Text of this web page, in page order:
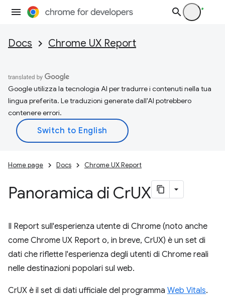
Docs Chrome UX Report
Google utilizza la tecnologia AI per tradurre i contenuti nella tua
lingua preferita. Le traduzioni generate dall'AI potrebbero
contenere errori.
Home page Docs Chrome UX Report
Panoramica di CrUX
Il Report sull'esperienza utente di Chrome (noto anche
come Chrome UX Report o, in breve, CrUX) è un set di
dati che riflette l'esperienza degli utenti di Chrome reali
nelle destinazioni popolari sul web.
CrUX è il set di dati ufficiale del programma Web Vitals.